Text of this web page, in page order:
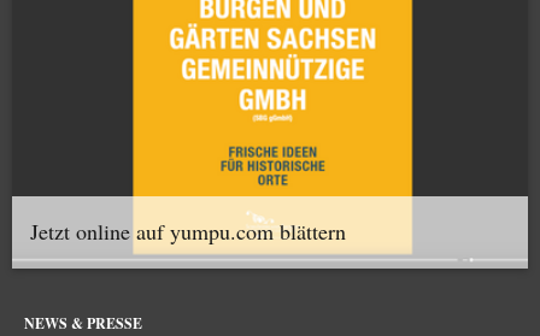
Jetzt online auf yumpu.com blättern
NEWS & PRESSE